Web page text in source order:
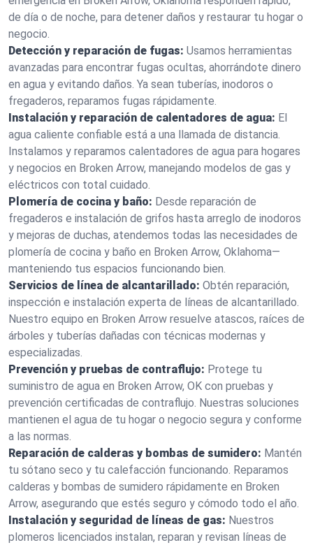
de día o de noche, para detener daños y restaurar tu hogar o
negocio.
Detección y reparación de fugas: Usamos herramientas
avanzadas para encontrar fugas ocultas, ahorrándote dinero
en agua y evitando daños. Ya sean tuberías, inodoros o
fregaderos, reparamos fugas rápidamente.
Instalación y reparación de calentadores de agua: El
agua caliente confiable está a una llamada de distancia.
Instalamos y reparamos calentadores de agua para hogares
y negocios en Broken Arrow, manejando modelos de gas y
eléctricos con total cuidado.
Plomería de cocina y baño: Desde reparación de
fregaderos e instalación de grifos hasta arreglo de inodoros
y mejoras de duchas, atendemos todas las necesidades de
plomería de cocina y baño en Broken Arrow, Oklahoma—
manteniendo tus espacios funcionando bien.
Servicios de línea de alcantarillado: Obtén reparación,
inspección e instalación experta de líneas de alcantarillado.
Nuestro equipo en Broken Arrow resuelve atascos, raíces de
árboles y tuberías dañadas con técnicas modernas y
especializadas.
Prevención y pruebas de contraflujo: Protege tu
suministro de agua en Broken Arrow, OK con pruebas y
prevención certificadas de contraflujo. Nuestras soluciones
mantienen el agua de tu hogar o negocio segura y conforme
a las normas.
Reparación de calderas y bombas de sumidero: Mantén
tu sótano seco y tu calefacción funcionando. Reparamos
calderas y bombas de sumidero rápidamente en Broken
Arrow, asegurando que estés seguro y cómodo todo el año.
Instalación y seguridad de líneas de gas: Nuestros
plomeros licenciados instalan, reparan y revisan líneas de